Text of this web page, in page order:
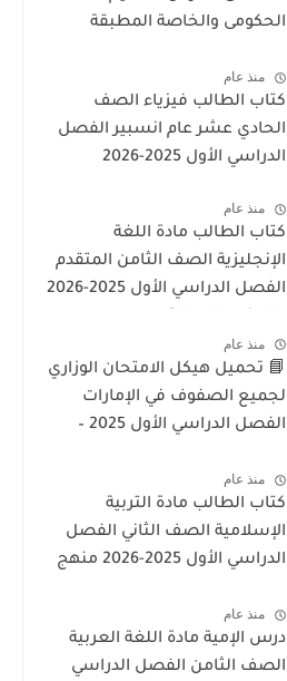
الحكومى والخاصة المطبقة
منذ عام
كتاب الطالب فيزياء الصف
الحادي عشر عام انسبير الفصل
الدراسي الأول 2025-2026
منذ عام
كتاب الطالب مادة اللغة
الإنجليزية الصف الثامن المتقدم
الفصل الدراسي الأول 2025-2026
منذ عام
📘 تحميل هيكل الامتحان الوزاري
لجميع الصفوف في الإمارات
الفصل الدراسي الأول 2025 –
منذ عام
كتاب الطالب مادة التربية
الإسلامية الصف الثاني الفصل
الدراسي الأول 2025-2026 منهج
منذ عام
درس الإمية مادة اللغة العربية
الصف الثامن الفصل الدراسي